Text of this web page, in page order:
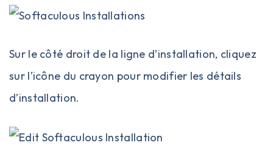
Sur le côté droit de la ligne d’installation, cliquez
sur l’icône du crayon pour modifier les détails
d’installation.